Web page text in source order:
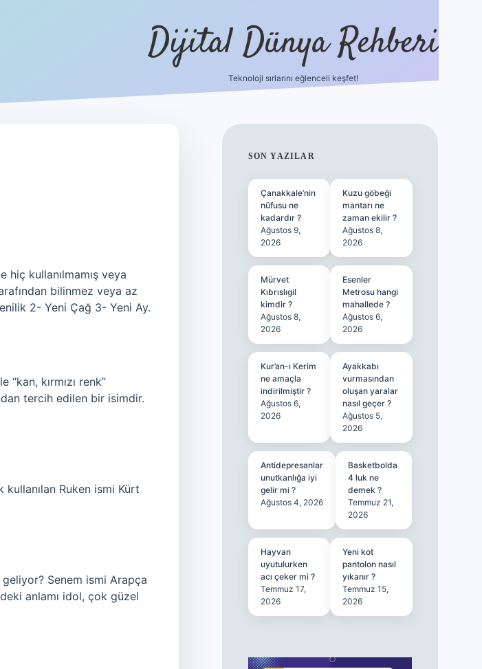
Dijital Dünya Rehberi
Teknoloji sırlarını eğlenceli keşfet!
hiç kullanılmamış veya
bilinmez veya az
2- Yeni Çağ 3- Yeni Ay.
kırmızı renk”
tercih edilen bir isimdir.
kullanılan Ruken ismi Kürt
Senem ismi Arapça
anlamı idol, çok güzel
SIDEBAR
SON YAZILAR
Çanakkale’nin
nüfusu ne
kadardır ?
Ağustos 9,
2026
Kuzu göbeği
mantarı ne
zaman ekilir ?
Ağustos 8,
2026
Mürvet
Kıbrıslıgil
kimdir ?
Ağustos 8,
2026
Esenler
Metrosu hangi
mahallede ?
Ağustos 6,
2026
Kur’an-ı Kerim
ne amaçla
indirilmiştir ?
Ağustos 6,
2026
Ayakkabı
vurmasından
oluşan yaralar
nasıl geçer ?
Ağustos 5,
2026
Antidepresanlar
unutkanlığa iyi
gelir mi ?
Ağustos 4, 2026
Basketbolda
4 luk ne
demek ?
Temmuz 21,
2026
Hayvan
uyutulurken
acı çeker mi ?
Temmuz 17,
2026
Yeni kot
pantolon nasıl
yıkanır ?
Temmuz 15,
2026
tulipbet güncel giriş